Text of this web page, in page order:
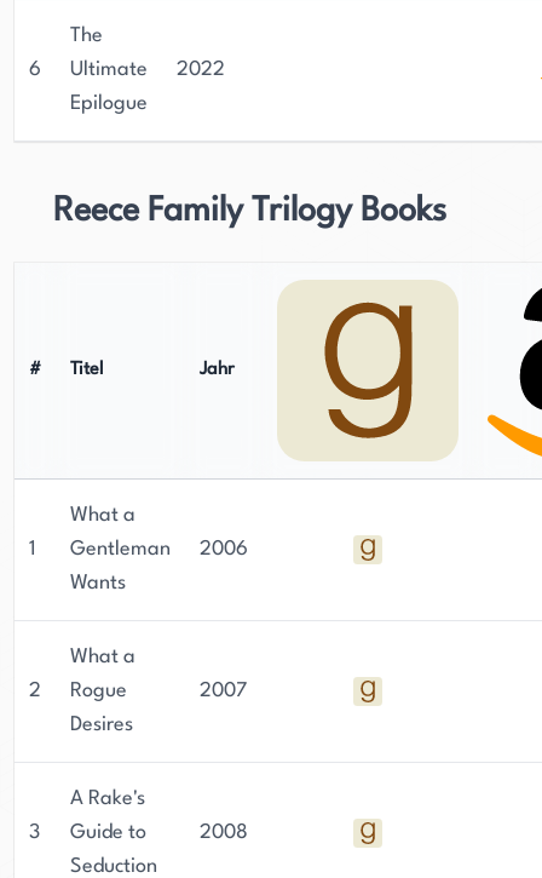
6
The
Ultimate
Epilogue
2022
Reece Family Trilogy Books
# Titel Jahr
1
What a
Gentleman
Wants
2006
2
What a
Rogue
Desires
2007
3
A Rake's
Guide to
Seduction
2008